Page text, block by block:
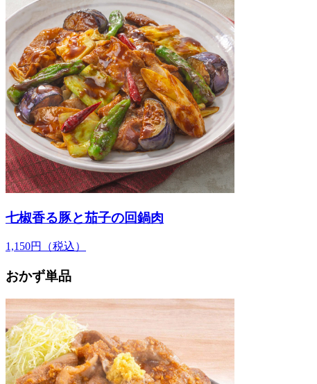
七椒香る豚と茄子の回鍋肉
1,150円 （税込）
おかず単品